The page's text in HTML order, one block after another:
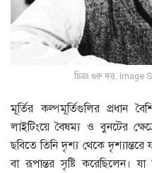
চিত্রঃ গুরু দত্ত,
মূর্তির কল্পমূর্তিগুলির প্রধান
লাইটিংয়ে বৈষম্য ও বুনটের
ছবিতে তিনি দৃশ্য থেকে
বা রূপান্তর সৃষ্টি করেছিলেন।